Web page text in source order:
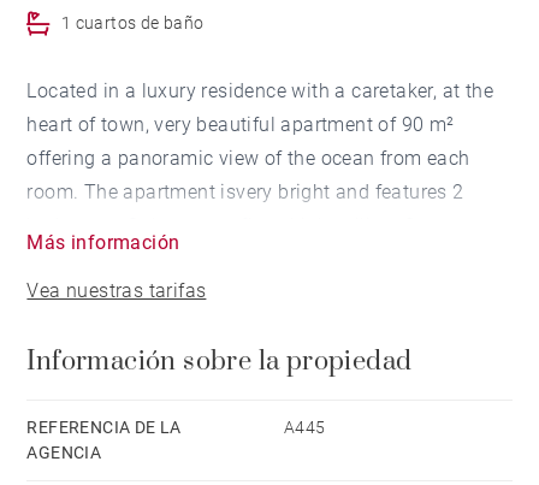
1 cuartos de baño
Located in a luxury residence with a caretaker, at the
heart of town, very beautiful apartment of 90 m²
offering a panoramic view of the ocean from each
room. The apartment isvery bright and features 2
parking is possible in the residence. Lift. Peaceful
Más información
Vea nuestras tarifas
Información sobre la propiedad
REFERENCIA DE LA
AGENCIA
A445